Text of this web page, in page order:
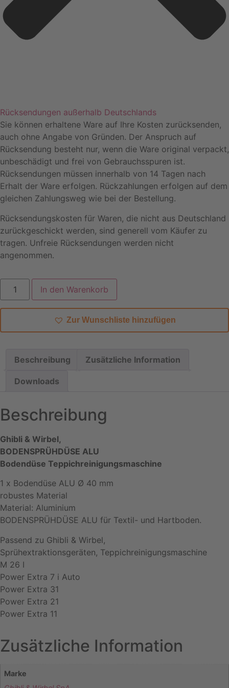
Rücksendungen außerhalb Deutschlands
Sie können erhaltene Ware auf Ihre Kosten zurücksenden,
auch ohne Angabe von Gründen. Der Anspruch auf
Rücksendung besteht nur, wenn die Ware original verpackt,
unbeschädigt und frei von Gebrauchsspuren ist.
Rücksendungen müssen innerhalb von 14 Tagen nach
Erhalt der Ware erfolgen. Rückzahlungen erfolgen auf dem
gleichen Zahlungsweg wie bei der Bestellung.
Rücksendungskosten für Waren, die nicht aus Deutschland
zurückgeschickt werden, sind generell vom Käufer zu
tragen. Unfreie Rücksendungen werden nicht
angenommen.
In den Warenkorb
Zur Wunschliste hinzufügen
Beschreibung Zusätzliche Information
Downloads
Beschreibung
Ghibli & Wirbel,
BODENSPRÜHDÜSE ALU
Bodendüse Teppichreinigungsmaschine
1 x Bodendüse ALU Ø 40 mm
robustes Material
Material: Aluminium
BODENSPRÜHDÜSE ALU für Textil- und Hartboden.
Passend zu Ghibli & Wirbel,
Sprühextraktionsgeräten, Teppichreinigungsmaschine
M 26 I
Power Extra 7 i Auto
Power Extra 31
Power Extra 21
Power Extra 11
Zusätzliche Information
Marke